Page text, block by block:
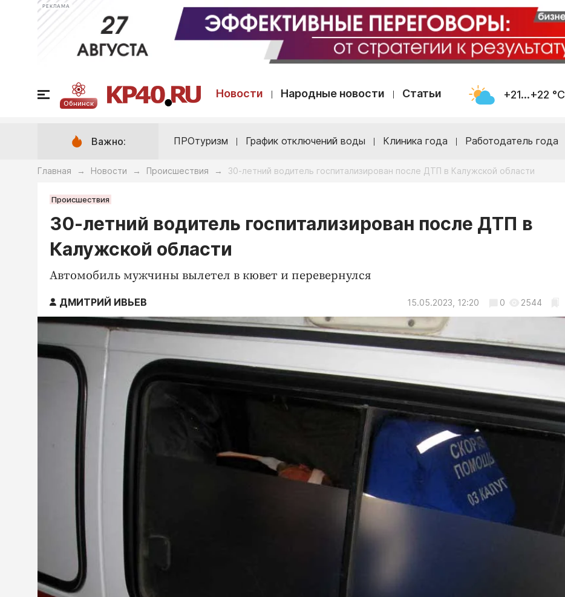
РЕКЛАМА
Обнинск
Новости Народные новости Статьи +21...+22 °С
Важно: ПРОтуризм График отключений воды Клиника года Работодатель года
Главная → Новости → Происшествия → 30-летний водитель госпитализирован после ДТП в Калужской области
Происшествия
30-летний водитель госпитализирован после ДТП в
Калужской области
Автомобиль мужчины вылетел в кювет и перевернулся
ДМИТРИЙ ИВЬЕВ 15.05.2023, 12:20 0 2544